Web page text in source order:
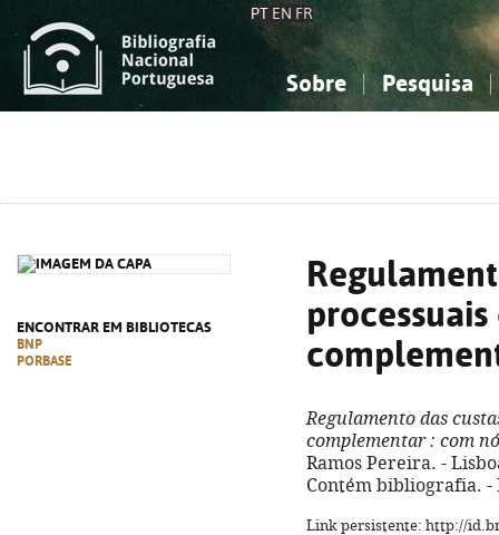
PT EN FR
Sobre Pesquisa
ENCONTRAR EM BIBLIOTECAS
BNP
PORBASE
Regulamento das
complementar: com
Ramos Pereira. -
Contém bibliografia. -
Link persistente: http://